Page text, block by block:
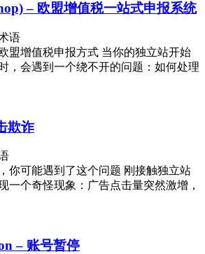
– 欧盟增值税一站式申报系统
语
盟增值税申报方式 当你的独立站开始
，会遇到一个绕不开的问题：如何处理
欺诈
你可能遇到了这个问题 刚接触独立站
一个奇怪现象：广告点击量突然激增，
– 账号暂停